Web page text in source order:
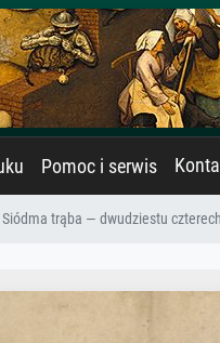
Pomoc i serwis
Siódma trąba — dwudziestu